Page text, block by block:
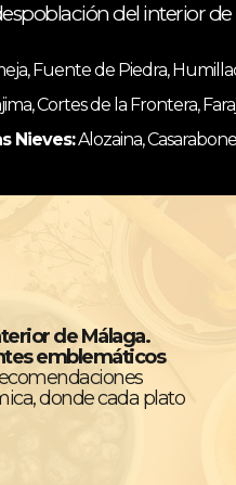
del interior
Fuente de Piedra,
Cortes de la Frontera,
Nieves:Alozaina,
de Málaga.
emblemáticos
donde cada plato